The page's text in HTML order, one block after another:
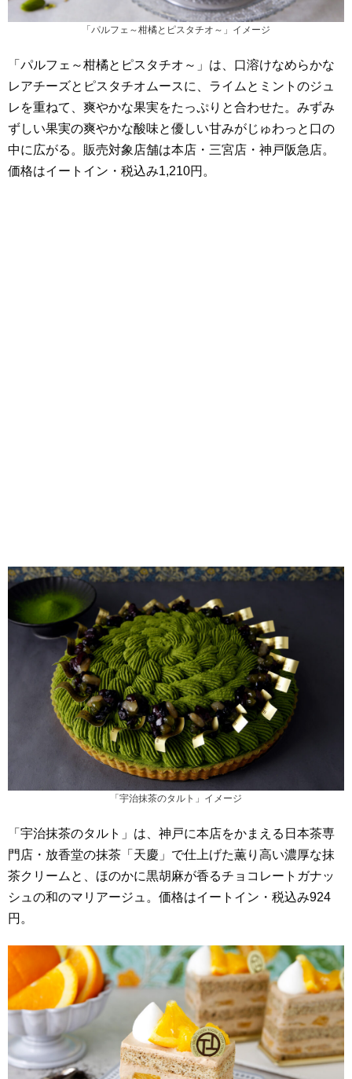
「パルフェ～柑橘とピスタチオ～」イメージ
「パルフェ～柑橘とピスタチオ～」は、口溶けなめらかな
レアチーズとピスタチオムースに、ライムとミントのジュ
レを重ねて、爽やかな果実をたっぷりと合わせた。みずみ
ずしい果実の爽やかな酸味と優しい甘みがじゅわっと口の
中に広がる。販売対象店舗は本店・三宮店・神戸阪急店​。
価格はイートイン・税込み1,210円。
「宇治抹茶のタルト」イメージ
「宇治抹茶のタルト」は、神戸に本店をかまえる日本茶専
門店・放香堂の抹茶「天慶」で仕上げた薫り高い濃厚な抹
茶クリームと、​ほのかに黒胡麻が香るチョコレートガナッ
シュの和のマリアージュ。​価格はイートイン・税込み924
円。